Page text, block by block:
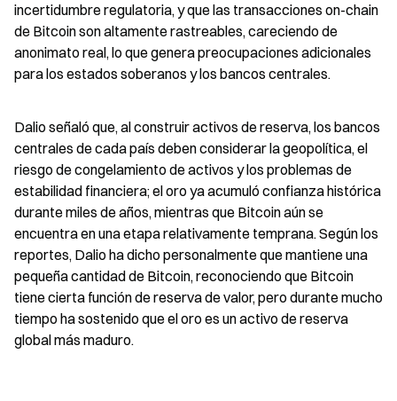
incertidumbre regulatoria, y que las transacciones on-chain
de Bitcoin son altamente rastreables, careciendo de
anonimato real, lo que genera preocupaciones adicionales
para los estados soberanos y los bancos centrales.
Dalio señaló que, al construir activos de reserva, los bancos
centrales de cada país deben considerar la geopolítica, el
riesgo de congelamiento de activos y los problemas de
estabilidad financiera; el oro ya acumuló confianza histórica
durante miles de años, mientras que Bitcoin aún se
encuentra en una etapa relativamente temprana. Según los
reportes, Dalio ha dicho personalmente que mantiene una
pequeña cantidad de Bitcoin, reconociendo que Bitcoin
tiene cierta función de reserva de valor, pero durante mucho
tiempo ha sostenido que el oro es un activo de reserva
global más maduro.